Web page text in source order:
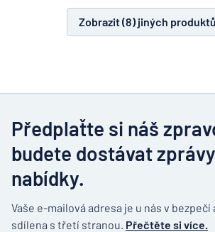
Zobrazit (8) jiných produktů
Předplaťte si náš
budete dostávat
nabídky.
Vaše e-mailová adresa je u nás v bezpečí
sdílena s třetí stranou. Přečtěte si více.